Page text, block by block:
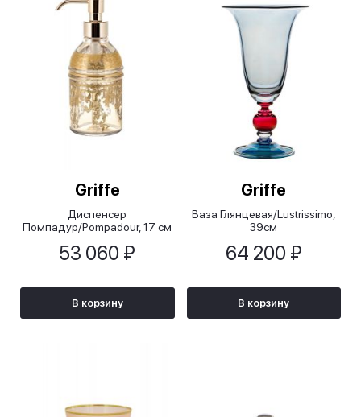
Griffe
Диспенсер
Помпадур/Pompadour, 17 см
53 060 ₽
В корзину
Griffe
Ваза Глянцевая/Lustrissimo,
39см
64 200 ₽
В корзину